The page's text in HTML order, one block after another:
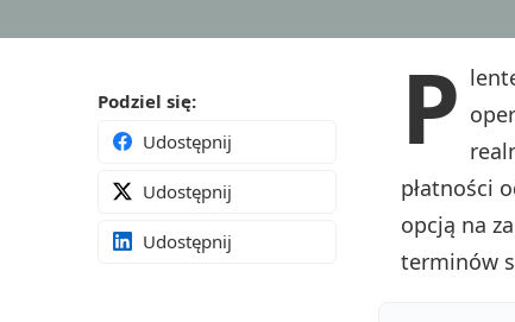
Podziel się:
Udostępnij
Udostępnij
Udostępnij
P
płatności
opcją na
terminów